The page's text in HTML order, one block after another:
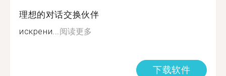
理想的对话交换伙伴
искрени...阅读更多
下载软件